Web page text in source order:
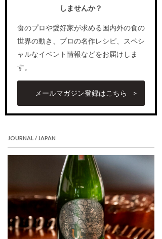
しませんか？
食のプロや愛好家が求める国内外の食の
世界の動き、プロの名作レシピ、スペシ
ャルなイベント情報などをお届けしま
す。
メールマガジン登録はこちら
JOURNAL / JAPAN